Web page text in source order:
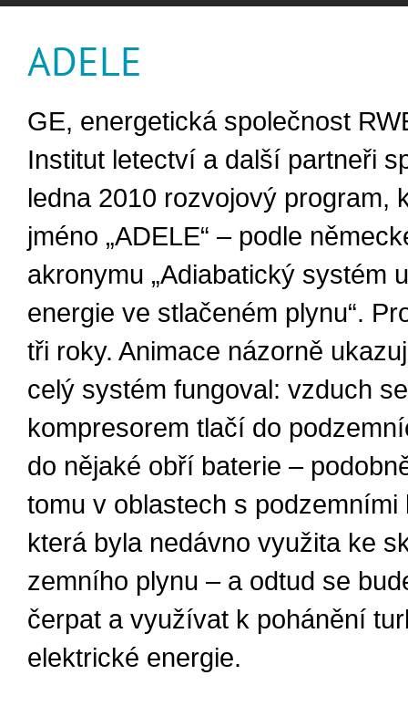
ADELE
GE, energetická společnost
Institut letectví a další partneři
ledna 2010 rozvojový program,
jméno „ADELE“ – podle
akronymu „Adiabatický systém
energie ve stlačeném plynu“.
tři roky. Animace názorně
celý systém fungoval: vzduch se
kompresorem tlačí do
do nějaké obří baterie –
tomu v oblastech s podzemními
která byla nedávno využita ke
zemního plynu – a odtud se
čerpat a využívat k pohánění
elektrické energie.